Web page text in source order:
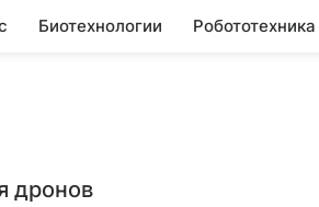
Биотехнологии Робототехника
дронов